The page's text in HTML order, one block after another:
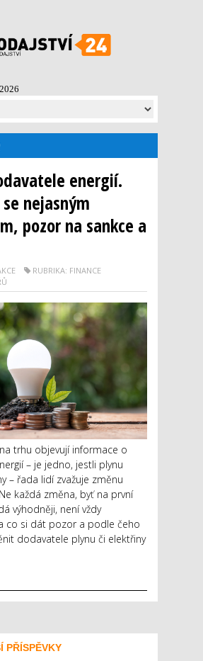
energií.
nejasným
pozor na sankce a
RUBRIKA: FINANCE
trhu objevují informace o
– je jedno, jestli plynu
– řada lidí zvažuje změnu
každá změna, byť na první
výhodněji, není vždy
co si dát pozor a podle čeho
dodavatele plynu či elektřiny
PŘÍSPĚVKY